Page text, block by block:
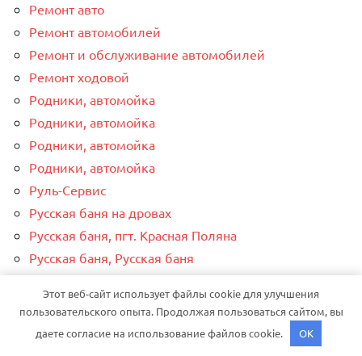
Ремонт авто
Ремонт автомобилей
Ремонт и обслуживание автомобилей
Ремонт ходовой
Родники, автомойка
Родники, автомойка
Родники, автомойка
Родники, автомойка
Руль-Сервис
Русская баня на дровах
Русская баня, пгт. Красная Поляна
Русская баня, Русская баня
Русские бани, оздоровительный комплекс
Рэн, сервисный автокомплекс
Этот веб-сайт использует файлы cookie для улучшения
пользовательского опыта. Продолжая пользоваться сайтом, вы
даете согласие на использование файлов cookie.
OK